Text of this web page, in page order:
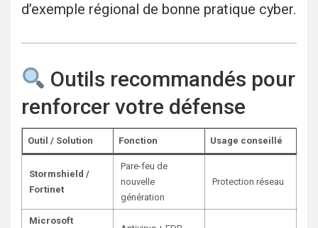
d’exemple régional de bonne pratique cyber.
Outils recommandés pour
renforcer votre défense
Outil / Solution Fonction Usage conseillé
Stormshield /
Fortinet
Pare-feu de
nouvelle
génération
Protection réseau
Microsoft